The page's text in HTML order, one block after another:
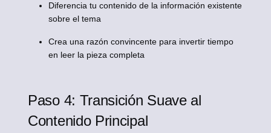
Diferencia tu contenido de la información existente
sobre el tema
Crea una razón convincente para invertir tiempo
en leer la pieza completa
Paso 4: Transición Suave al
Contenido Principal